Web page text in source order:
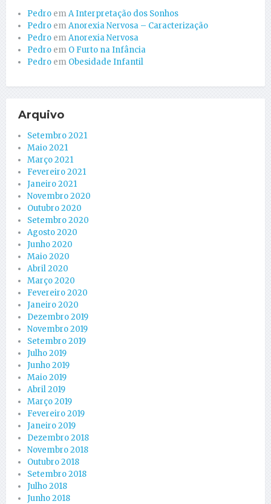
Pedro emA Interpretação dos Sonhos
Pedro emAnorexia Nervosa – Caracterização
Pedro emAnorexia Nervosa
Pedro em O Furto na Infância
Pedro em Obesidade Infantil
Arquivo
Setembro 2021
Maio 2021
Março 2021
Fevereiro 2021
Janeiro 2021
Novembro 2020
Outubro 2020
Setembro 2020
Agosto 2020
Junho 2020
Maio 2020
Abril 2020
Março 2020
Fevereiro 2020
Janeiro 2020
Dezembro 2019
Novembro 2019
Setembro 2019
Julho 2019
Junho 2019
Maio 2019
Abril 2019
Março 2019
Fevereiro 2019
Janeiro 2019
Dezembro 2018
Novembro 2018
Outubro 2018
Setembro 2018
Julho 2018
Junho 2018